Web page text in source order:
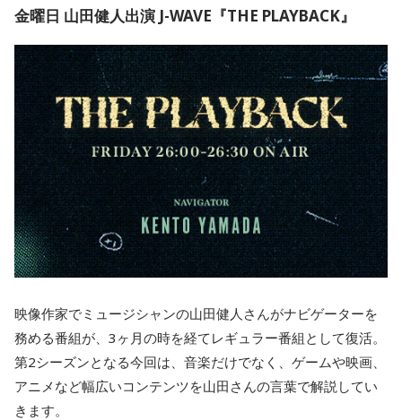
金曜日 山田健人出演 J-WAVE『THE PLAYBACK』
映像作家でミュージシャンの山田健人さんがナビゲーターを
務める番組が、3ヶ月の時を経てレギュラー番組として復活。
第2シーズンとなる今回は、音楽だけでなく、ゲームや映画、
アニメなど幅広いコンテンツを山田さんの言葉で解説してい
きます。